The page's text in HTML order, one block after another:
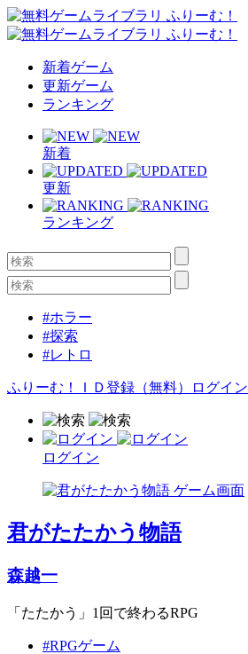
新着ゲーム
更新ゲーム
ランキング
新着
更新
ランキング
#ホラー
#探索
#レトロ
ふりーむ！ＩＤ登録（無料） ログイン
ログイン
君がたたかう物語
森越一
「たたかう」1回で終わるRPG
#RPGゲーム